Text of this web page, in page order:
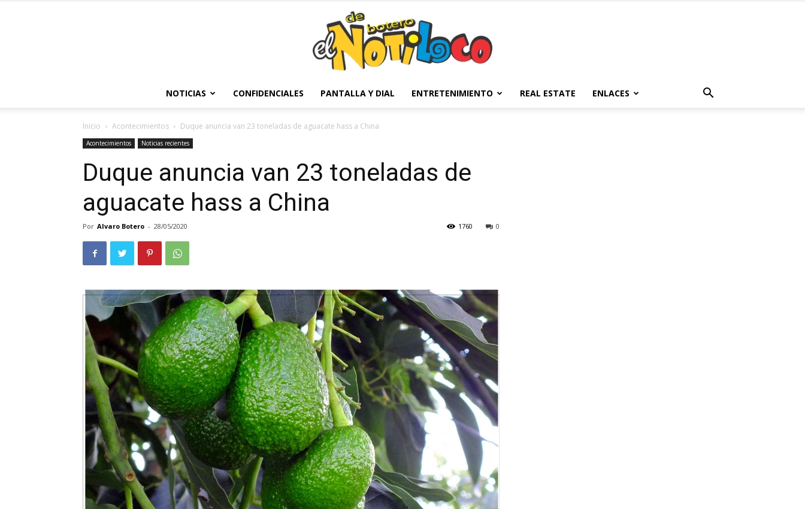
Botero
NOTICIAS CONFIDENCIALES PANTALLA Y DIAL ENTRETENIMIENTO REAL ESTATE ENLACES
Inicio Acontecimientos Duque anuncia van 23 toneladas de aguacate hass a China
Acontecimientos Noticias recientes
Duque anuncia van 23 toneladas de
aguacate hass a China
Por Alvaro Botero - 28/05/2020 0
1760